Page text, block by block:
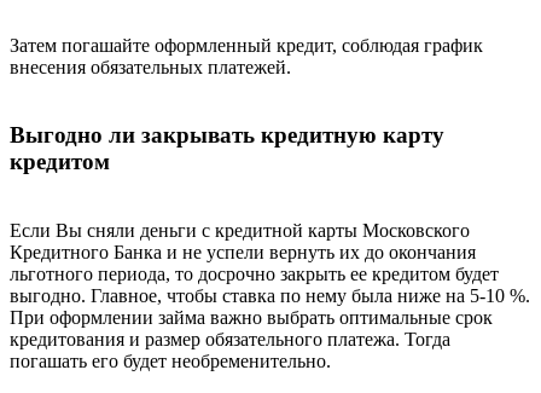
Затем погашайте оформленный кредит, соблюдая график
внесения обязательных платежей.
Выгодно ли закрывать кредитную карту
кредитом
Если Вы сняли деньги с кредитной карты Московского
Кредитного Банка и не успели вернуть их до окончания
льготного периода, то досрочно закрыть ее кредитом будет
выгодно. Главное, чтобы ставка по нему была ниже на 5-10 %.
При оформлении займа важно выбрать оптимальные срок
кредитования и размер обязательного платежа. Тогда
погашать его будет необременительно.